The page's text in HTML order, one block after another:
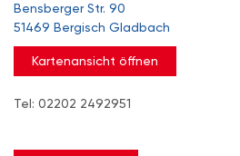
Bensberger Str. 90
51469 Bergisch Gladbach
Kartenansicht öffnen
Tel: 02202 2492951